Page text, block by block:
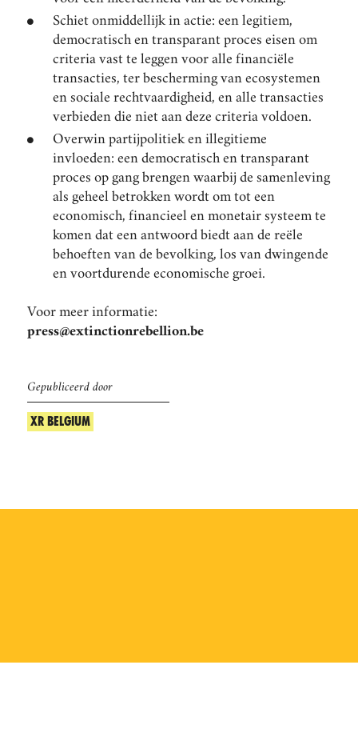
Schiet onmiddellijk in actie: een legitiem,
democratisch en transparant proces eisen om
criteria vast te leggen voor alle financiële
transacties, ter bescherming van ecosystemen
en sociale rechtvaardigheid, en alle transacties
verbieden die niet aan deze criteria voldoen.
Overwin partijpolitiek en illegitieme
invloeden: een democratisch en transparant
proces op gang brengen waarbij de samenleving
als geheel betrokken wordt om tot een
economisch, financieel en monetair systeem te
komen dat een antwoord biedt aan de reële
behoeften van de bevolking, los van dwingende
en voortdurende economische groei.
Voor meer informatie:
press@extinctionrebellion.be
Gepubliceerd door
XR BELGIUM